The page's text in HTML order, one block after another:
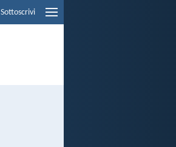
Sottoscrivi